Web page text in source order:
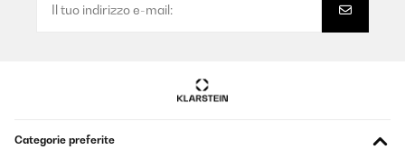
Categorie preferite